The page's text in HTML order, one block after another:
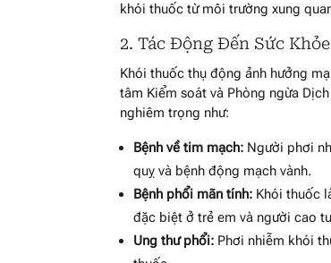
khói thuốc từ môi trường xung
2. Tác Động Đến Sức
Khói thuốc thụ động ảnh hưởng
tâm Kiểm soát và Phòng ngừa
nghiêm trọng như:
Bệnh về tim mạch: Người phơi
quỵ và bệnh động mạch vành.
Bệnh phổi mãn tính: Khói thuốc
đặc biệt ở trẻ em và người cao
Ung thư phổi: Phơi nhiễm khói